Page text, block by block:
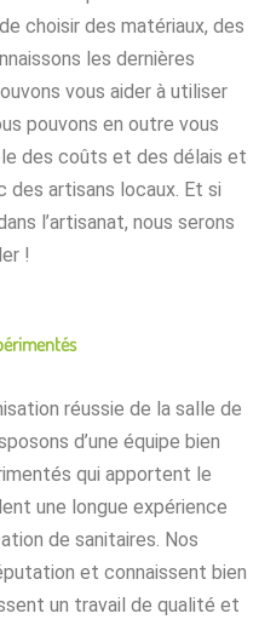
choisir des matériaux, des
les dernières
vous aider à utiliser
pouvons en outre vous
des coûts et des délais et
des artisans locaux. Et si
l’artisanat, nous serons
!
réussie de la salle de
d’une équipe bien
qui apportent le
une longue expérience
de sanitaires. Nos
et connaissent bien
un travail de qualité et